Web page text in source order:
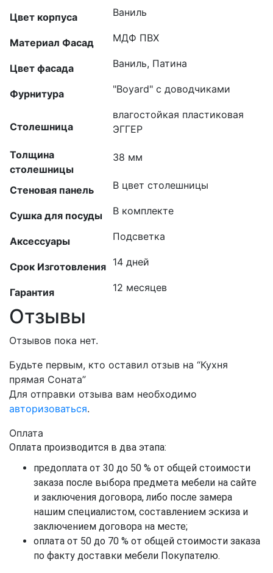
Цвет корпуса Ваниль
Материал Фасад МДФ ПВХ
Цвет фасада Ваниль, Патина
Фурнитура "Boyard" с доводчиками
Столешница
влагостойкая пластиковая
ЭГГЕР
Толщина
столешницы
38 мм
Стеновая панель В цвет столешницы
Сушка для посуды В комплекте
Аксессуары Подсветка
Срок Изготовления 14 дней
Гарантия 12 месяцев
Отзывы
Отзывов пока нет.
Будьте первым, кто оставил отзыв на “Кухня
прямая Соната”
Для отправки отзыва вам необходимо
авторизоваться.
Оплата
Оплата производится в два этапа:
предоплата от 30 до 50 % от общей стоимости
заказа после выбора предмета мебели на сайте
и заключения договора, либо после замера
нашим специалистом, составлением эскиза и
заключением договора на месте;
оплата от 50 до 70 % от общей стоимости заказа
по факту доставки мебели Покупателю.